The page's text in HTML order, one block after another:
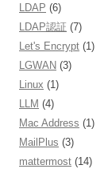
LDAP (6)
LDAP認証 (7)
Let's Encrypt (1)
LGWAN (3)
Linux (1)
LLM (4)
Mac Address (1)
MailPlus (3)
mattermost (14)